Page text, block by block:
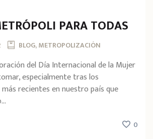
PARA TODAS
BLOG, METROPOLIZACIÓN
del Día Internacional de la Mujer
especialmente tras los
recientes en nuestro país que
0